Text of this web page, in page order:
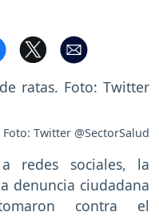
Twitter @SectorSalud
redes sociales, la
denuncia ciudadana
contra el